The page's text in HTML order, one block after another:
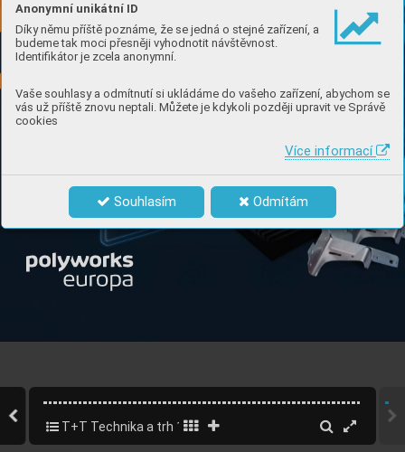
Anonymní unikátní ID
Díky němu příště poznáme, že se jedná o stejné zařízení, a
budeme tak moci přesněji vyhodnotit návštěvnost.
Identifikátor je zcela anonymní.
Vaše souhlasy a odmítnutí si ukládáme do vašeho zařízení, abychom se
vás už příště znovu neptali. Můžete je kdykoli později upravit ve Správě
cookies
Více informací
Souhlasím Odmítám
T+T Technika a trh 12/2023